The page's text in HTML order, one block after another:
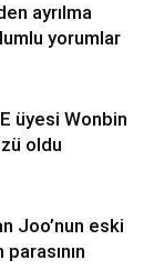
ayrılma
yorumlar
üyesi Wonbin
oldu
Joo’nun eski